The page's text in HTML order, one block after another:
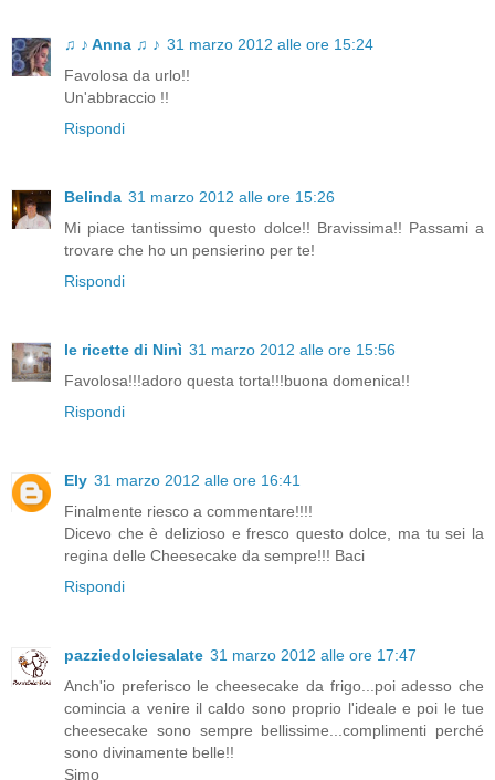
♫ ♪ Anna ♫ ♪ 31 marzo 2012 alle ore 15:24
Favolosa da urlo!!
Un'abbraccio !!
Rispondi
Belinda 31 marzo 2012 alle ore 15:26
Mi piace tantissimo questo dolce!! Bravissima!! Passami a
trovare che ho un pensierino per te!
Rispondi
le ricette di Ninì 31 marzo 2012 alle ore 15:56
Favolosa!!!adoro questa torta!!!buona domenica!!
Rispondi
Ely 31 marzo 2012 alle ore 16:41
Finalmente riesco a commentare!!!!
Dicevo che è delizioso e fresco questo dolce, ma tu sei la
regina delle Cheesecake da sempre!!! Baci
Rispondi
pazziedolciesalate 31 marzo 2012 alle ore 17:47
Anch'io preferisco le cheesecake da frigo...poi adesso che
comincia a venire il caldo sono proprio l'ideale e poi le tue
cheesecake sono sempre bellissime...complimenti perché
sono divinamente belle!!
Simo